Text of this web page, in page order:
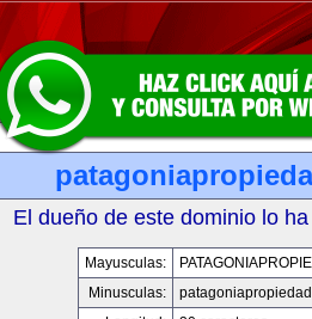
El dueño de este dominio lo
Mayusculas:
Minusculas: